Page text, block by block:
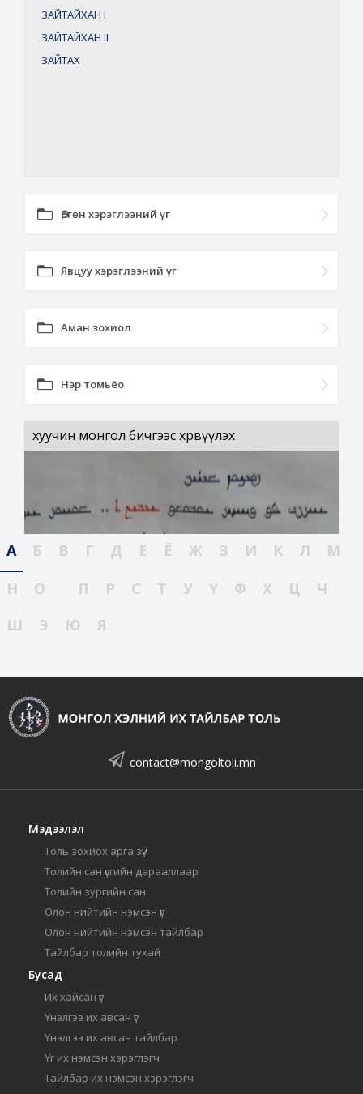
ЗАЙТАЙХАН I
ЗАЙТАЙХАН II
ЗАЙТАХ
Өргөн хэрэглээний үг
Явцуу хэрэглээний үг
Аман зохиол
Нэр томьёо
хуучин монгол бичгээс хөрвүүлэх
А Б В Г Д Е Ё Ж З И К Л
М
Н
О П Р С Т У Ү Ф Х Ц
Ч
Ш
Э Ю Я
contact@mongoltoli.mn
Мэдээлэл
Толь зохиох арга зүй
Толийн сан үсгийн дарааллаар
Толийн зургийн сан
Олон нийтийн нэмсэн үг
Олон нийтийн нэмсэн тайлбар
Тайлбар толийн тухай
Бусад
Их хайсан үг
Үнэлгээ их авсан үг
Үнэлгээ их авсан тайлбар
Үг их нэмсэн хэрэглэгч
Тайлбар их нэмсэн хэрэглэгч